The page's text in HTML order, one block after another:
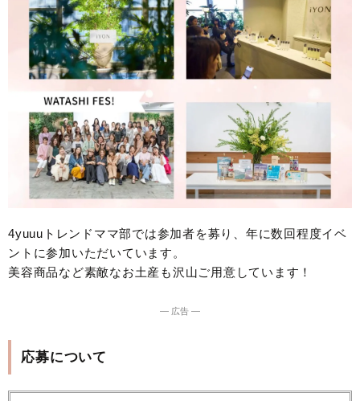
4yuuuトレンドママ部では参加者を募り、年に数回程度イベ
ントに参加いただいています。
美容商品など素敵なお土産も沢山ご用意しています！
― 広告 ―
応募について